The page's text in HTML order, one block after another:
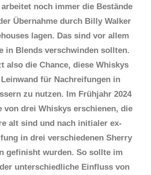
noch immer die Bestände
Übernahme durch Billy Walker
lagen. Das sind vor allem
in Blends verschwinden sollten.
also die Chance, diese Whiskys
für Nachreifungen in
zu nutzen. Im Frühjahr 2024
von drei Whiskys erschienen, die
alt sind und nach initialer ex-
in drei verschiedenen Sherry
gefinisht wurden. So sollte im
unterschiedliche Einfluss von